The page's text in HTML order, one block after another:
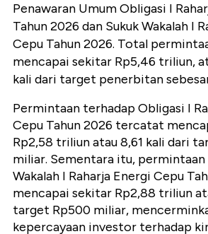
Penawaran Umum Obligasi I
Tahun 2026 dan Sukuk Wakalah I
Cepu Tahun 2026. Total
mencapai sekitar Rp5,46 triliun,
kali dari target penerbitan
Permintaan terhadap Obligasi I
Cepu Tahun 2026 tercatat
Rp2,58 triliun atau 8,61 kali dari
miliar. Sementara itu, permintaan
Wakalah I Raharja Energi Cepu
mencapai sekitar Rp2,88 triliun
target Rp500 miliar,
kepercayaan investor terhadap